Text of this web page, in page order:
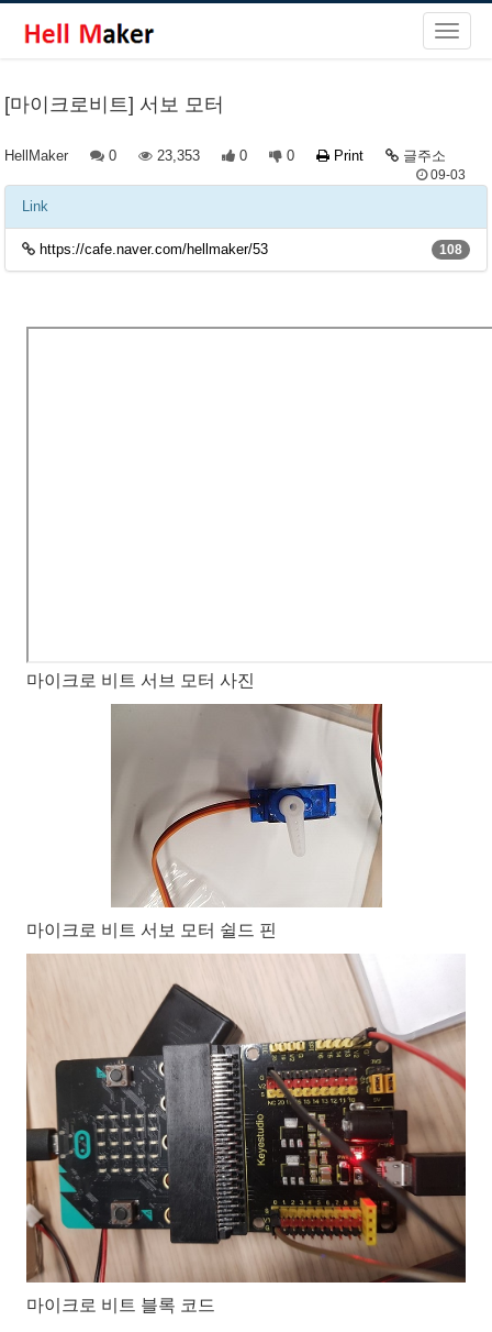
[마이크로비트] 서보 모터
HellMaker 0 23,353 0 0 Print 글주소
09-03
Link
https://cafe.naver.com/hellmaker/53 108
마이크로 비트 서브 모터 사진
마이크로 비트 서보 모터 쉴드 핀
마이크로 비트 블록 코드